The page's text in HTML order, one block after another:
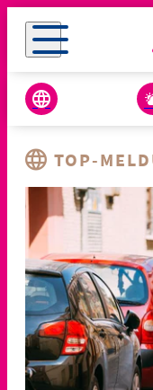
TOP-